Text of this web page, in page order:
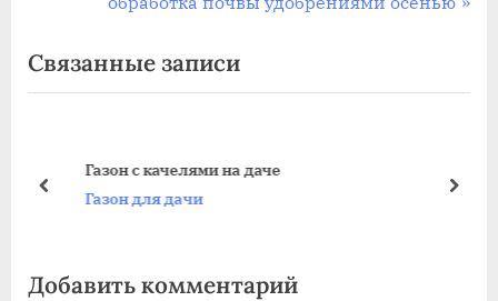
записям
д
ы
щ
з
е
д
з
Связанные записи
Газон с качелями на даче
Газон для дачи
пред
Добавить комментарий